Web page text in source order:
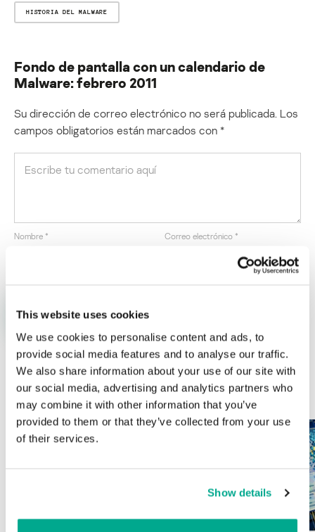
This website uses cookies
We use cookies to personalise content and ads, to
provide social media features and to analyse our traffic.
We also share information about your use of our site with
our social media, advertising and analytics partners who
may combine it with other information that you’ve
provided to them or that they’ve collected from your use
of their services.
Show details
HISTORIA DEL MALWARE
Fondo de pantalla con un calendario de
Malware: febrero 2011
Su dirección de correo electrónico no será publicada. Los
campos obligatorios están marcados con *
Nombre * Correo electrónico *
ÚLTIMAS PUBLICACIONES